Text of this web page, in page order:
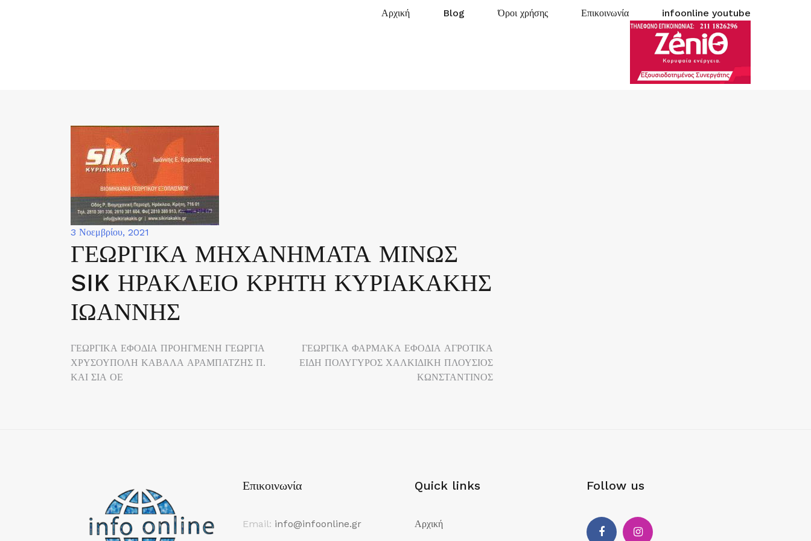
Αρχική Blog Όροι χρήσης Επικοινωνία infoonline youtube
3 Νοεμβρίου, 2021
ΓΕΩΡΓΙΚΑ ΜΗΧΑΝΗΜΑΤΑ ΜΙΝΩΣ
SIK ΗΡΑΚΛΕΙΟ ΚΡΗΤΗ ΚΥΡΙΑΚΑΚΗΣ
ΙΩΑΝΝΗΣ
Πλοήγηση
άρθρων
ΓΕΩΡΓΙΚΑ ΕΦΟΔΙΑ ΠΡΟΗΓΜΕΝΗ ΓΕΩΡΓΙΑ
ΧΡΥΣΟΥΠΟΛΗ ΚΑΒΑΛΑ ΑΡΑΜΠΑΤΖΗΣ Π.
ΚΑΙ ΣΙΑ ΟΕ
ΓΕΩΡΓΙΚΑ ΦΑΡΜΑΚΑ ΕΦΟΔΙΑ ΑΓΡΟΤΙΚΑ
ΕΙΔΗ ΠΟΛΥΓΥΡΟΣ ΧΑΛΚΙΔΙΚΗ ΠΛΟΥΣΙΟΣ
ΚΩΝΣΤΑΝΤΙΝΟΣ
Επικοινωνία
Email: info@infoonline.gr
Quick links
Αρχική
Follow us